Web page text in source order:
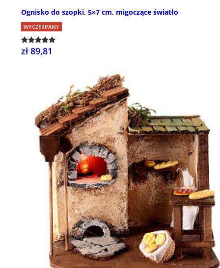
Ognisko do szopki, 5×7 cm, migoczące światło
WYCZERPANY
zł 89,81